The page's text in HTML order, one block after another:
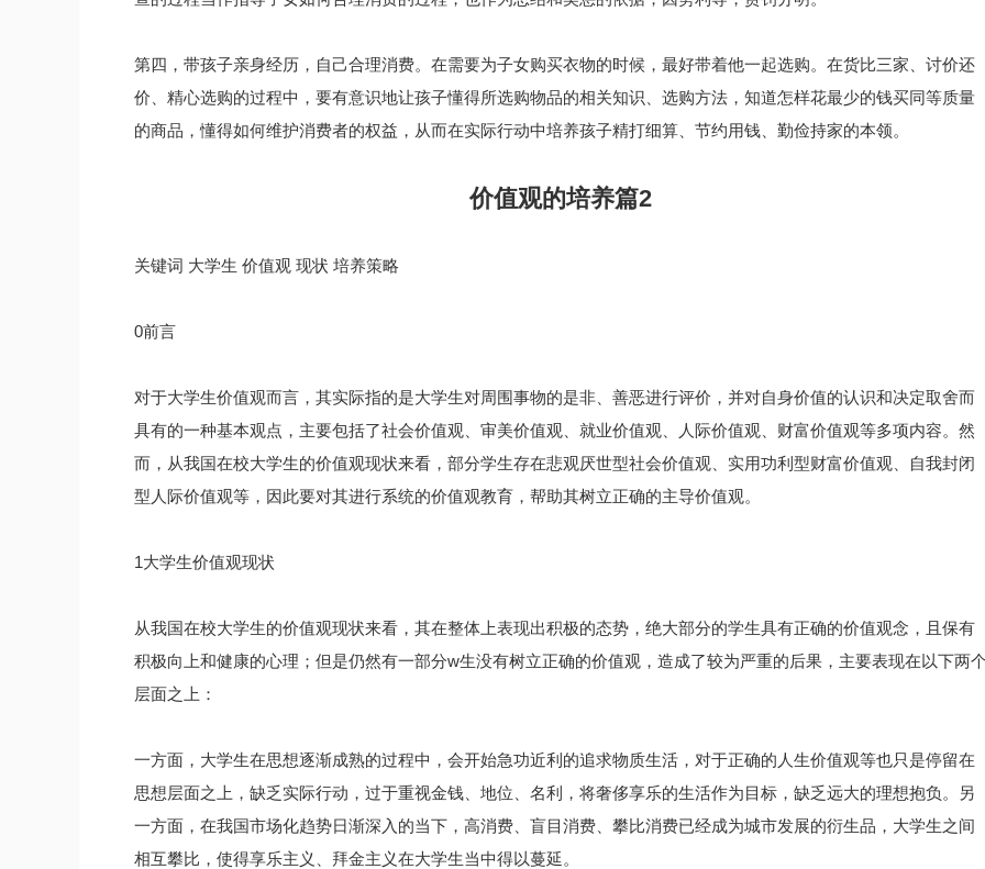
第四，带孩子亲身经历，自己合理消费。在需要为子女购买衣物的时候，最好带着他一起选购。在货比三家、讨价还
价、精心选购的过程中，要有意识地让孩子懂得所选购物品的相关知识、选购方法，知道怎样花最少的钱买同等质量
的商品，懂得如何维护消费者的权益，从而在实际行动中培养孩子精打细算、节约用钱、勤俭持家的本领。
价值观的培养篇2
关键词 大学生 价值观 现状 培养策略
0前言
对于大学生价值观而言，其实际指的是大学生对周围事物的是非、善恶进行评价，并对自身价值的认识和决定取舍而
具有的一种基本观点，主要包括了社会价值观、审美价值观、就业价值观、人际价值观、财富价值观等多项内容。然
而，从我国在校大学生的价值观现状来看，部分学生存在悲观厌世型社会价值观、实用功利型财富价值观、自我封闭
型人际价值观等，因此要对其进行系统的价值观教育，帮助其树立正确的主导价值观。
1大学生价值观现状
从我国在校大学生的价值观现状来看，其在整体上表现出积极的态势，绝大部分的学生具有正确的价值观念，且保有
积极向上和健康的心理；但是仍然有一部分w生没有树立正确的价值观，造成了较为严重的后果，主要表现在以下两
层面之上：
一方面，大学生在思想逐渐成熟的过程中，会开始急功近利的追求物质生活，对于正确的人生价值观等也只是停留在
思想层面之上，缺乏实际行动，过于重视金钱、地位、名利，将奢侈享乐的生活作为目标，缺乏远大的理想抱负。另
一方面，在我国市场化趋势日渐深入的当下，高消费、盲目消费、攀比消费已经成为城市发展的衍生品，大学生之间
相互攀比，使得享乐主义、拜金主义在大学生当中得以蔓延。